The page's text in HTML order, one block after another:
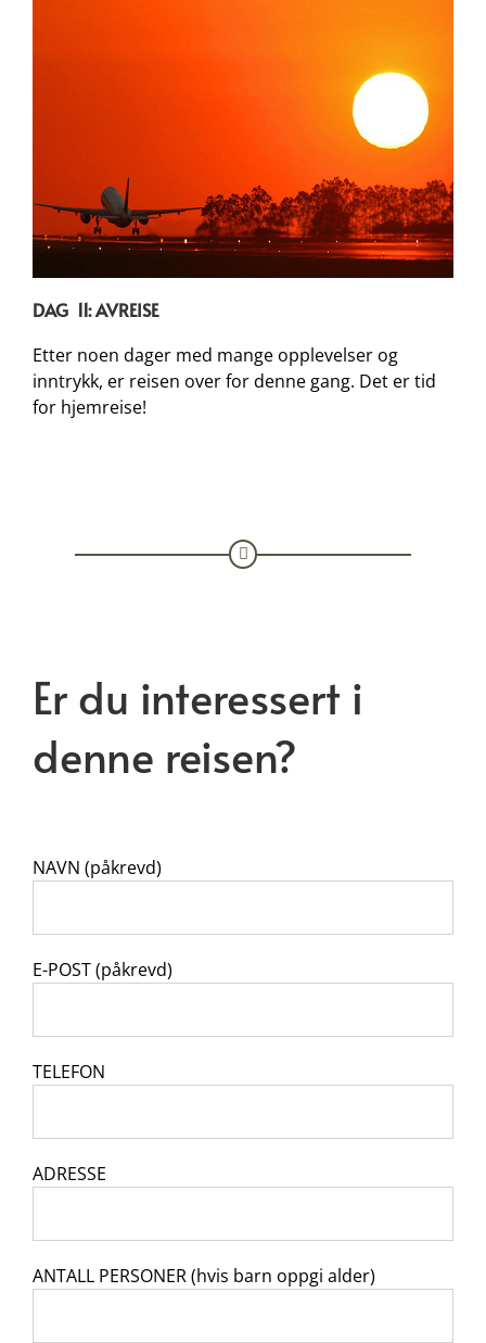
DAG 11: AVREISE
Etter noen dager med mange opplevelser og
inntrykk, er reisen over for denne gang. Det er tid
for hjemreise!
Er du interessert i
denne reisen?
NAVN (påkrevd)
E-POST (påkrevd)
TELEFON
ADRESSE
ANTALL PERSONER (hvis barn oppgi alder)